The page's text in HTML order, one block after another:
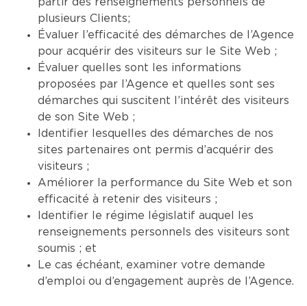
plusieurs Clients;
Évaluer l’efficacité des démarches de l’Agence
pour acquérir des visiteurs sur le Site Web ;
Évaluer quelles sont les informations
proposées par l’Agence et quelles sont ses
démarches qui suscitent l’intérêt des visiteurs
de son Site Web ;
Identifier lesquelles des démarches de nos
sites partenaires ont permis d’acquérir des
visiteurs ;
Améliorer la performance du Site Web et son
efficacité à retenir des visiteurs ;
Identifier le régime législatif auquel les
renseignements personnels des visiteurs sont
soumis ; et
Le cas échéant, examiner votre demande
d’emploi ou d’engagement auprès de l’Agence.